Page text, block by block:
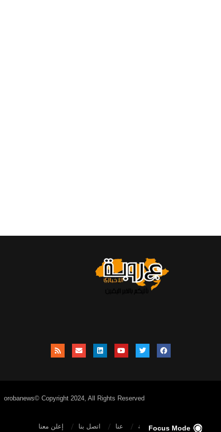
orobanews© Copyright 2024, All Rights Reserved
الصفحة الرئيسية عنا اتصل بنا إعلن معنا Focus Mode